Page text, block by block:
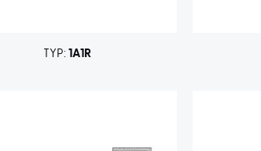
TYP: 1A1R